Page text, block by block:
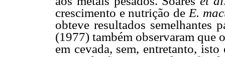
crescimento e nutrição de E.
obteve resultados semelhantes
(1977) também observaram que
em cevada, sem, entretanto,